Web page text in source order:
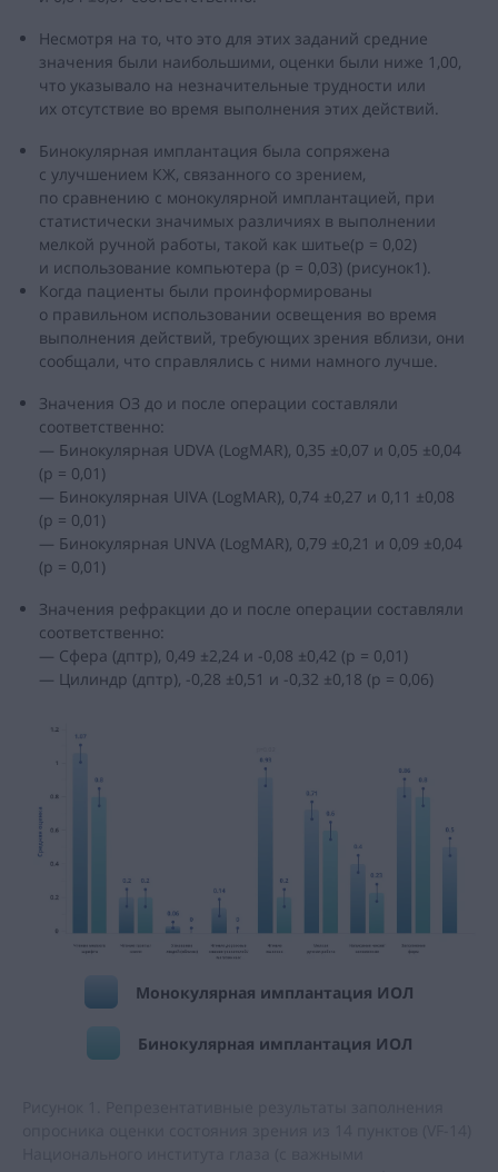
Несмотря на то, что это для этих заданий средние
значения были наибольшими, оценки были ниже 1,00,
что указывало на незначительные трудности или
их отсутствие во время выполнения этих действий.
Бинокулярная имплантация была сопряжена
с улучшением КЖ, связанного со зрением,
по сравнению с монокулярной имплантацией, при
статистически значимых различиях в выполнении
мелкой ручной работы, такой как шитье(p = 0,02)
и использование компьютера (p = 0,03) (рисунок1).
Когда пациенты были проинформированы
о правильном использовании освещения во время
выполнения действий, требующих зрения вблизи, они
сообщали, что справлялись с ними намного лучше.
Значения ОЗ до и после операции составляли
соответственно:
— Бинокулярная UDVA (LogMAR), 0,35 ±0,07 и 0,05 ±0,04
(p = 0,01)
— Бинокулярная UIVA (LogMAR), 0,74 ±0,27 и 0,11 ±0,08
(р = 0,01)
— Бинокулярная UNVA (LogMAR), 0,79 ±0,21 и 0,09 ±0,04
(p = 0,01)
Значения рефракции до и после операции составляли
соответственно:
— Сфера (дптр), 0,49 ±2,24 и -0,08 ±0,42 (p = 0,01)
— Цилиндр (дптр), -0,28 ±0,51 и -0,32 ±0,18 (p = 0,06)
Монокулярная имплантация ИОЛ
Бинокулярная имплантация ИОЛ